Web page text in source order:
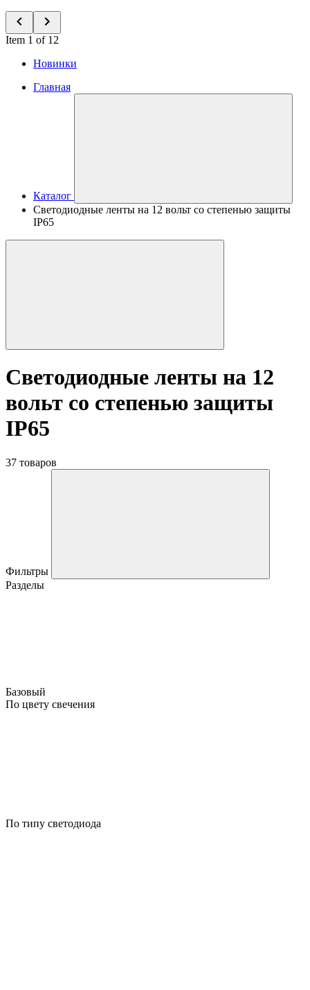
Item 1 of 12
Новинки
Главная
Каталог
Светодиодные ленты на 12 вольт со степенью защиты
IP65
Светодиодные ленты на 12
вольт со степенью защиты
IP65
37 товаров
Фильтры
Разделы
Базовый
По цвету свечения
По типу светодиода